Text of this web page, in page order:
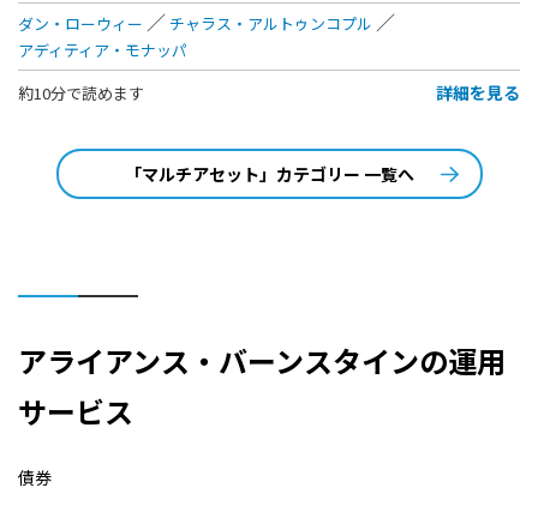
ダン・ローウィー
チャラス・アルトゥンコプル
アディティア・モナッパ
約10分で読めます
詳細を見る
「マルチアセット」カテゴリー 一覧へ
アライアンス・バーンスタインの運用
サービス
債券